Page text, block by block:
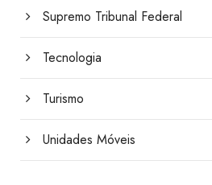
Supremo Tribunal Federal
Tecnologia
Turismo
Unidades Móveis